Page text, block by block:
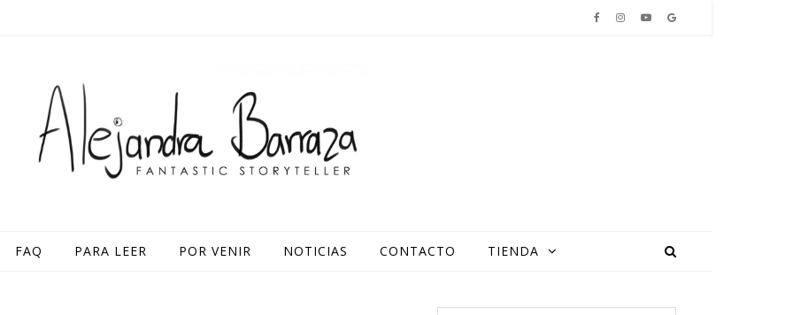
FAQ PARA LEER POR VENIR NOTICIAS CONTACTO TIENDA